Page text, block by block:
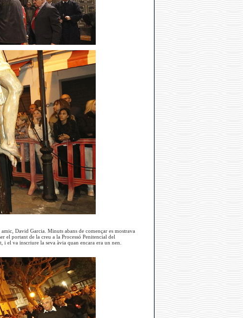
David Garcia. Minuts abans de començar es mostrava
el portant de la creu a la Processó Penitencial del
i el va inscriure la seva àvia quan encara era un nen.